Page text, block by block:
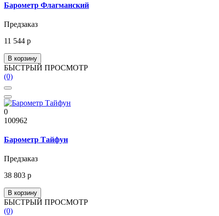
Барометр Флагманский
Предзаказ
11 544 р
В корзину
БЫСТРЫЙ ПРОСМОТР
(0)
0
100962
Барометр Тайфун
Предзаказ
38 803 р
В корзину
БЫСТРЫЙ ПРОСМОТР
(0)